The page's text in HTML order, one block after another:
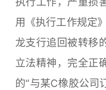
用《执行工作规定
龙支行追回被转移
立法精神，完全正
的“与某C橡胶公司